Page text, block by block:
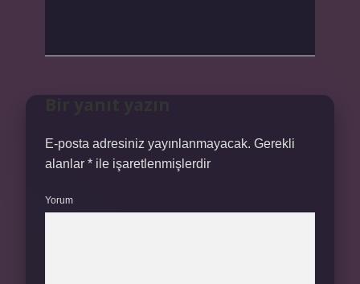
E-posta adresiniz yayınlanmayacak. Gerekli
alanlar * ile işaretlenmişlerdir
Yorum